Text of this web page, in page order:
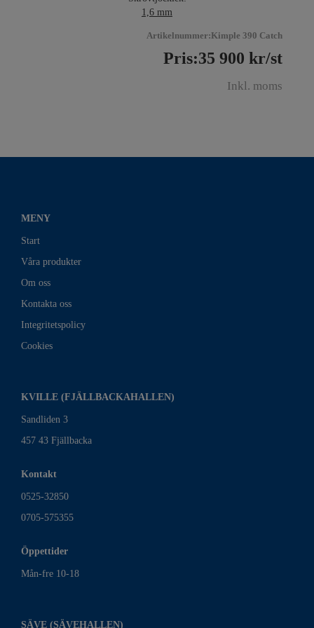
1,6 mm
Artikelnummer:Kimple 390 Catch
Pris:35 900 kr/st
Inkl. moms
MENY
Start
Våra produkter
Om oss
Kontakta oss
Integritetspolicy
Cookies
KVILLE (FJÄLLBACKAHALLEN)
Sandliden 3
457 43 Fjällbacka
Kontakt
0525-32850
0705-575355
Öppettider
Mån-fre 10-18
SÄVE (SÄVEHALLEN)